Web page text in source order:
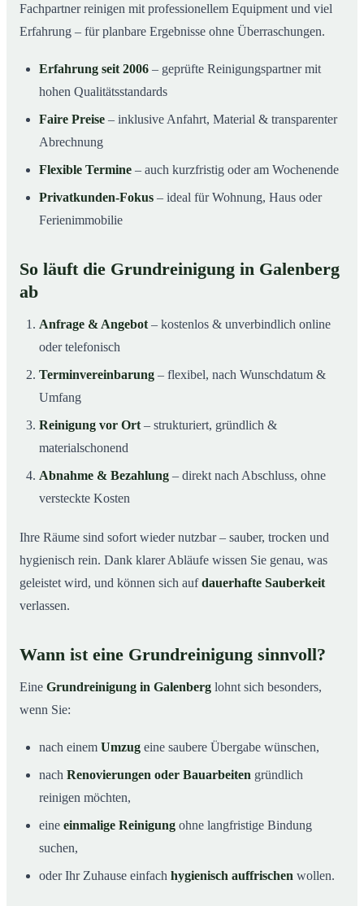
Fachpartner reinigen mit professionellem Equipment und viel
Erfahrung – für planbare Ergebnisse ohne Überraschungen.
Erfahrung seit 2006 – geprüfte Reinigungspartner mit
hohen Qualitätsstandards
Faire Preise – inklusive Anfahrt, Material & transparenter
Abrechnung
Flexible Termine – auch kurzfristig oder am Wochenende
Privatkunden-Fokus – ideal für Wohnung, Haus oder
Ferienimmobilie
So läuft die Grundreinigung in Galenberg
ab
Anfrage & Angebot – kostenlos & unverbindlich online
oder telefonisch
Terminvereinbarung – flexibel, nach Wunschdatum &
Umfang
Reinigung vor Ort – strukturiert, gründlich &
materialschonend
Abnahme & Bezahlung – direkt nach Abschluss, ohne
versteckte Kosten
Ihre Räume sind sofort wieder nutzbar – sauber, trocken und
hygienisch rein. Dank klarer Abläufe wissen Sie genau, was
geleistet wird, und können sich aufdauerhafte Sauberkeit
verlassen.
Wann ist eine Grundreinigung sinnvoll?
Eine Grundreinigung in Galenberg lohnt sich besonders,
wenn Sie:
nach einem Umzug eine saubere Übergabe wünschen,
nach Renovierungen oder Bauarbeiten gründlich
reinigen möchten,
eine einmalige Reinigung ohne langfristige Bindung
suchen,
oder Ihr Zuhause einfach hygienisch auffrischen wollen.